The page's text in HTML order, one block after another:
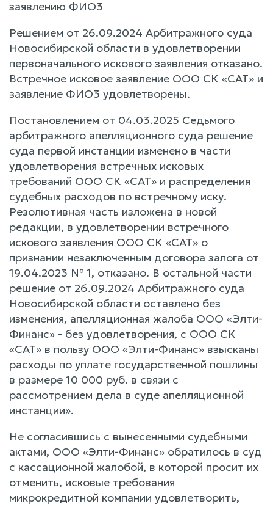
заявлению ФИО3
Решением от 26.09.2024 Арбитражного суда
Новосибирской области в удовлетворении
первоначального искового заявления отказано.
Встречное исковое заявление ООО СК «САТ» и
заявление ФИО3 удовлетворены.
Постановлением от 04.03.2025 Седьмого
арбитражного апелляционного суда решение
суда первой инстанции изменено в части
удовлетворения встречных исковых
требований ООО СК «САТ» и распределения
судебных расходов по встречному иску.
Резолютивная часть изложена в новой
редакции, в удовлетворении встречного
искового заявления ООО СК «САТ» о
признании незаключенным договора залога от
19.04.2023 № 1, отказано. В остальной части
решение от 26.09.2024 Арбитражного суда
Новосибирской области оставлено без
изменения, апелляционная жалоба ООО «Элти-
Финанс» - без удовлетворения, с ООО СК
«САТ» в пользу ООО «Элти-Финанс» взысканы
расходы по уплате государственной пошлины
в размере 10 000 руб. в связи с
рассмотрением дела в суде апелляционной
инстанции».
Не согласившись с вынесенными судебными
актами, ООО «Элти-Финанс» обратилось в суд
с кассационной жалобой, в которой просит их
отменить, исковые требования
микрокредитной компании удовлетворить,